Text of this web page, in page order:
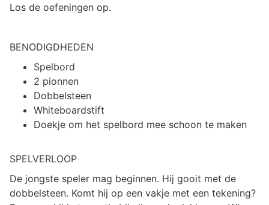
Los de oefeningen op.
BENODIGDHEDEN
Spelbord
2 pionnen
Dobbelsteen
Whiteboardstift
Doekje om het spelbord mee schoon te maken
SPELVERLOOP
De jongste speler mag beginnen. Hij gooit met de
dobbelsteen. Komt hij op een vakje met een tekening?